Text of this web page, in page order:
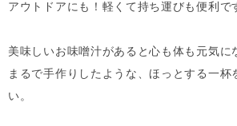
アウトドアにも！軽くて持ち運びも便利で
美味しいお味噌汁があると心も体も元気に
まるで手作りしたような、ほっとする一杯
い。